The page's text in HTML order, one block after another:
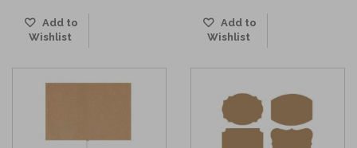
Add to
Wishlist
Add to
Wishlist